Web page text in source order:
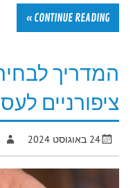
CONTINUE READING »
המדריך
ציפורניים
24 באוגוסט 2024